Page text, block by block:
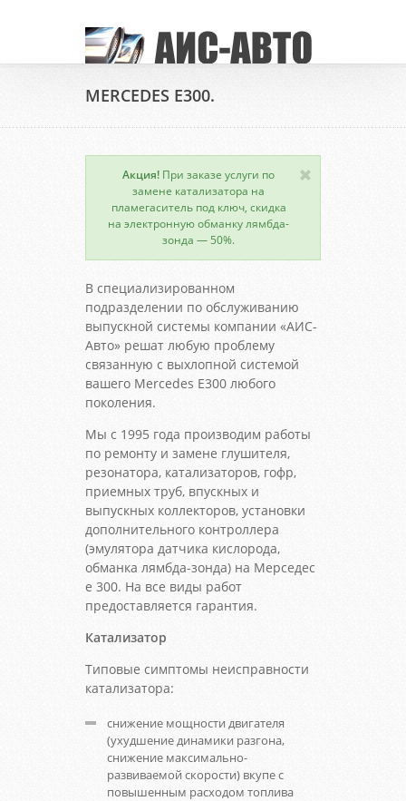
MERCEDES E300.
Акция! При заказе услуги по
замене катализатора на
пламегаситель под ключ, скидка
на электронную обманку лямбда-
зонда — 50%.
В специализированном
подразделении по обслуживанию
выпускной системы компании «АИС-
Авто» решат любую проблему
связанную с выхлопной системой
вашего Mercedes E300 любого
поколения.
Мы с 1995 года производим работы
по ремонту и замене глушителя,
резонатора, катализаторов, гофр,
приемных труб, впускных и
выпускных коллекторов, установки
дополнительного контроллера
(эмулятора датчика кислорода,
обманка лямбда-зонда) на Мерседес
е 300. На все виды работ
предоставляется гарантия.
Катализатор
Типовые симптомы неисправности
катализатора:
снижение мощности двигателя
(ухудшение динамики разгона,
снижение максимально-
развиваемой скорости) вкупе с
повышенным расходом топлива